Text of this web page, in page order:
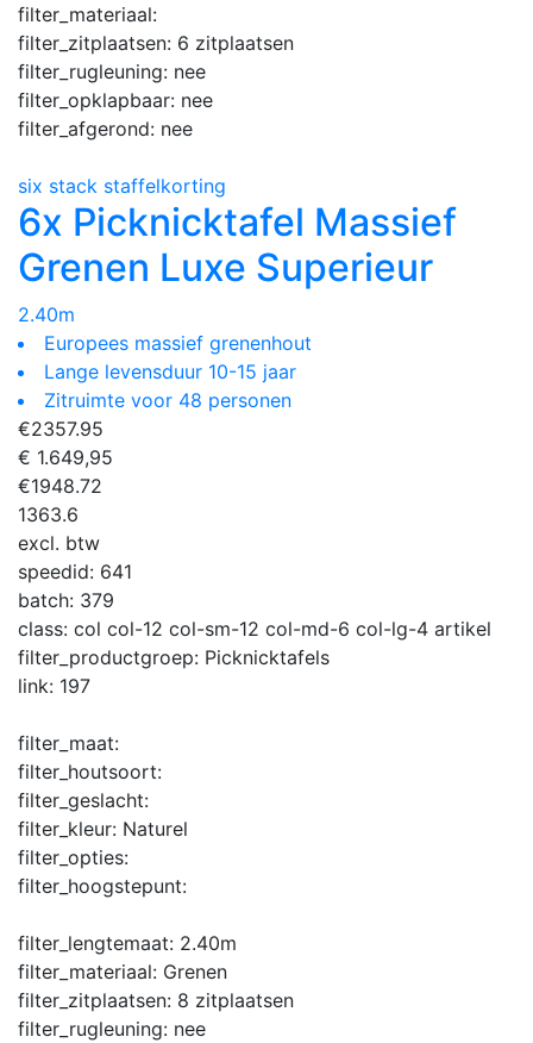
filter_materiaal:
filter_zitplaatsen: 6 zitplaatsen
filter_rugleuning: nee
filter_opklapbaar: nee
filter_afgerond: nee
six stack staffelkorting
6x Picknicktafel Massief
Grenen Luxe Superieur
2.40m
Europees massief grenenhout
Lange levensduur 10-15 jaar
Zitruimte voor 48 personen
€2357.95
€ 1.649,95
€1948.72
1363.6
excl. btw
speedid: 641
batch: 379
class: col col-12 col-sm-12 col-md-6 col-lg-4 artikel
filter_productgroep: Picknicktafels
link: 197
filter_maat:
filter_houtsoort:
filter_geslacht:
filter_kleur: Naturel
filter_opties:
filter_hoogstepunt:
filter_lengtemaat: 2.40m
filter_materiaal: Grenen
filter_zitplaatsen: 8 zitplaatsen
filter_rugleuning: nee